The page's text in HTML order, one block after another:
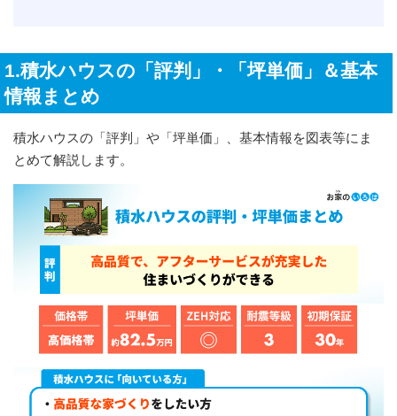
1.積水ハウスの「評判」・「坪単価」＆基本
情報まとめ
積水ハウスの「評判」や「坪単価」、基本情報を図表等にま
とめて解説します。